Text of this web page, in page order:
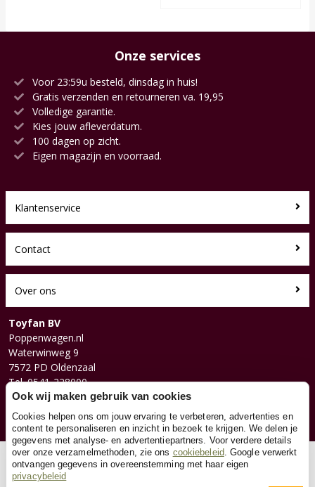
Onze services
Voor 23:59u besteld, dinsdag in huis!
Gratis verzenden en retourneren va. 19,95
Volledige garantie.
Kies jouw afleverdatum.
100 dagen op zicht.
Eigen magazijn en voorraad.
Klantenservice
Contact
Over ons
Toyfan BV
Poppenwagen.nl
Waterwinweg 9
7572 PD Oldenzaal
Tel. 0541-228000
Facebook
Instagram
© 2026 Toyfan BV
Ook wij maken gebruik van cookies
Cookies helpen ons om jouw ervaring te verbeteren, advertenties en
content te personaliseren en inzicht in bezoek te krijgen. We delen je
gegevens met analyse- en advertentiepartners. Voor verdere details
over onze verzamelmethoden, zie ons cookiebeleid. Google verwerkt
ontvangen gegevens in overeenstemming met haar eigen
privacybeleid